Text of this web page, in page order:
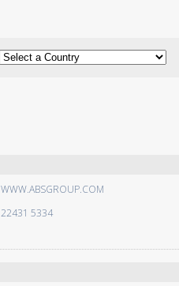
WWW.ABSGROUP.COM
22431 5334